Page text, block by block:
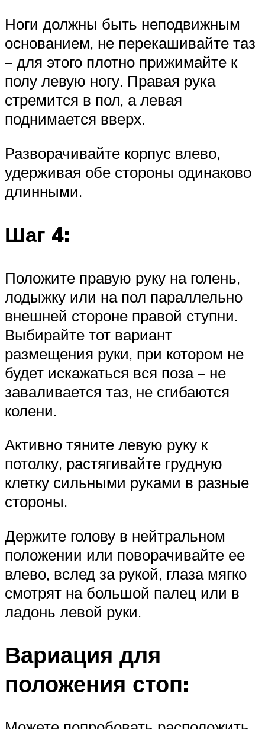
Ноги должны быть неподвижным
основанием, не перекашивайте таз
– для этого плотно прижимайте к
полу левую ногу. Правая рука
стремится в пол, а левая
поднимается вверх.
Разворачивайте корпус влево,
удерживая обе стороны одинаково
длинными.
Шаг 4:
Положите правую руку на голень,
лодыжку или на пол параллельно
внешней стороне правой ступни.
Выбирайте тот вариант
размещения руки, при котором не
будет искажаться вся поза – не
заваливается таз, не сгибаются
колени.
Активно тяните левую руку к
потолку, растягивайте грудную
клетку сильными руками в разные
стороны.
Держите голову в нейтральном
положении или поворачивайте ее
влево, вслед за рукой, глаза мягко
смотрят на большой палец или в
ладонь левой руки.
Вариация для
положения стоп: